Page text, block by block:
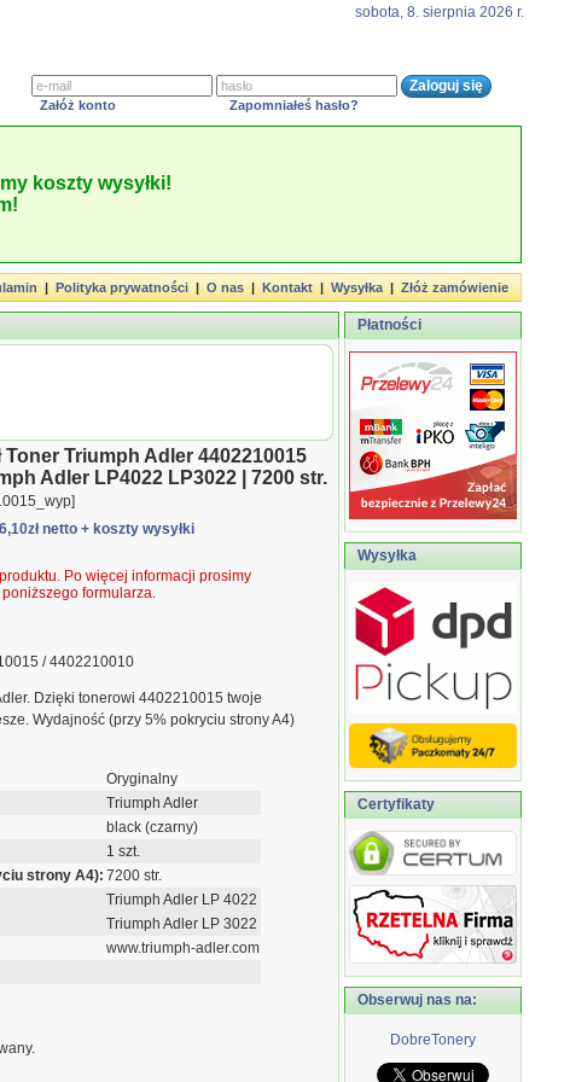
sobota, 8. sierpnia 2026 r.
Załóż konto Zapomniałeś hasło?
koszty wysyłki!
|Polityka prywatności|O nas|Kontakt|Wysyłka|Złóż zamówienie
Toner Triumph Adler 4402210015
Adler LP4022 LP3022 | 7200 str.
netto + koszty wysyłki
Po więcej informacji prosimy
formularza.
/ 4402210010
Dzięki tonerowi 4402210015 twoje
Wydajność (przy 5% pokryciu strony A4)
Oryginalny
Triumph Adler
black (czarny)
1 szt.
strony A4): 7200 str.
Triumph Adler LP 4022
Triumph Adler LP 3022
www.triumph-adler.com
Płatności
Wysyłka
Certyfikaty
Obserwuj nas na:
DobreTonery